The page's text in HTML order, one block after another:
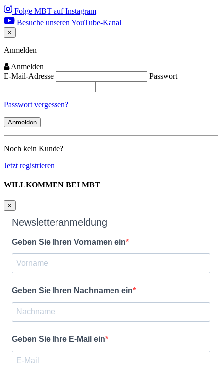
Folge MBT auf Instagram
Besuche unseren YouTube-Kanal
×
Close
Anmelden
Anmelden
E-Mail-Adresse
Passwort
Passwort vergessen?
Noch kein Kunde?
Jetzt registrieren
WILLKOMMEN BEI MBT
×
Newsletteranmeldung
Geben Sie Ihren Vornamen ein
Geben Sie Ihren Nachnamen ein
Geben Sie Ihre E-Mail ein